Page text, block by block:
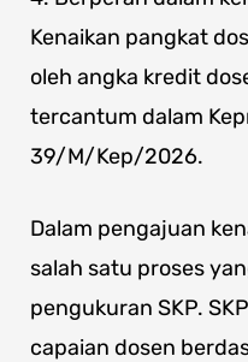
Kenaikan pangkat
oleh angka kredit
tercantum dalam
39/M/Kep/2026.
Dalam pengajuan
salah satu proses
pengukuran SKP.
capaian dosen